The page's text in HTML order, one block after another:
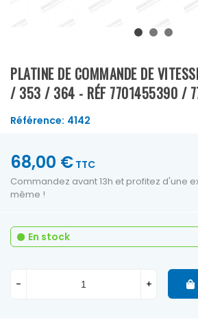
PLATINE DE COMMANDE DE
/ 353 / 364 - RÉF 7701455390 /
Référence: 4142
68,00 € TTC
Commandez avant 13h et profitez d'une
même !
En stock
- +